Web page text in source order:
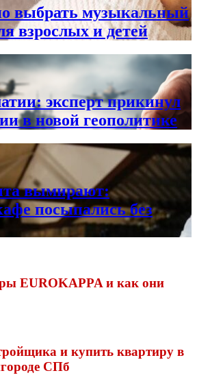
выбрать музыкальный
взрослых и детей
эксперт прикинул
в новой геополитике
вымирают:
посыпались без
EUROKAPPA и как они
и купить квартиру в
СПб